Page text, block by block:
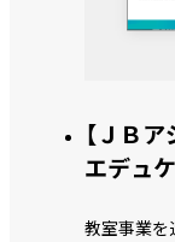
【ＪＢ
エデュ
教室事業を